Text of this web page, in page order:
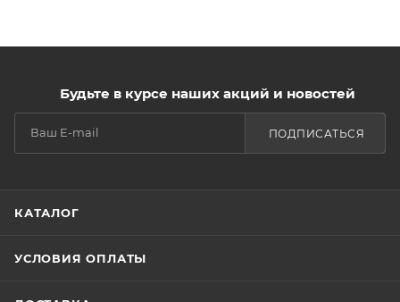
Будьте в курсе наших акций и новостей
ПОДПИСАТЬСЯ
КАТАЛОГ
УСЛОВИЯ ОПЛАТЫ